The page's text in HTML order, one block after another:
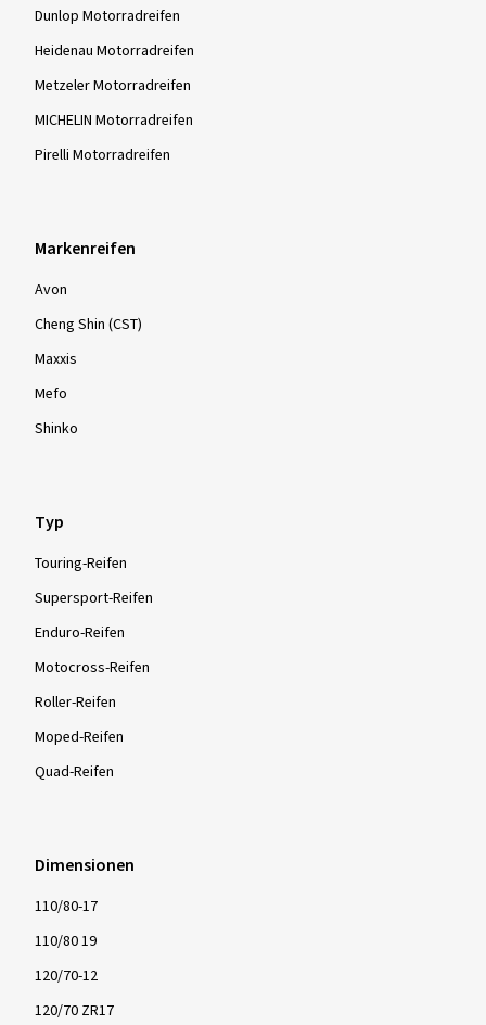
Dunlop Motorradreifen
Heidenau Motorradreifen
Metzeler Motorradreifen
MICHELIN Motorradreifen
Pirelli Motorradreifen
Markenreifen
Avon
Cheng Shin (CST)
Maxxis
Mefo
Shinko
Typ
Touring-Reifen
Supersport-Reifen
Enduro-Reifen
Motocross-Reifen
Roller-Reifen
Moped-Reifen
Quad-Reifen
Dimensionen
110/80-17
110/80 19
120/70-12
120/70 ZR17